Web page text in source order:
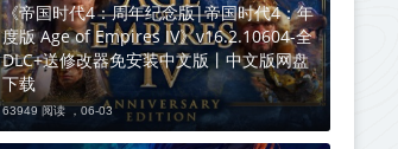
《帝国时代4：周年纪念版|帝国时代4：年
度版 Age of Empires IV》v16.2.10604-全
DLC+送修改器免安装中文版丨中文版网盘
下载
63949 阅读 ，06-03